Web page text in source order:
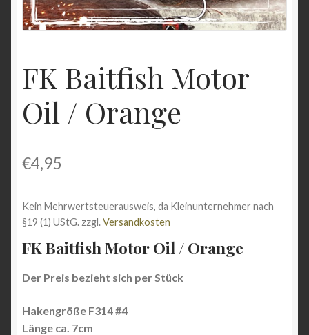
Shop
Vertrag widerrufen
Warenkorb
Widerrufsbelehrung
FK Baitfish Motor
Oil / Orange
€4,95
Kein Mehrwertsteuerausweis, da Kleinunternehmer nach
§19 (1) UStG. zzgl.Versandkosten
FK Baitfish Motor Oil / Orange
Der Preis bezieht sich per Stück
Hakengröße F314 #4
Länge ca. 7cm